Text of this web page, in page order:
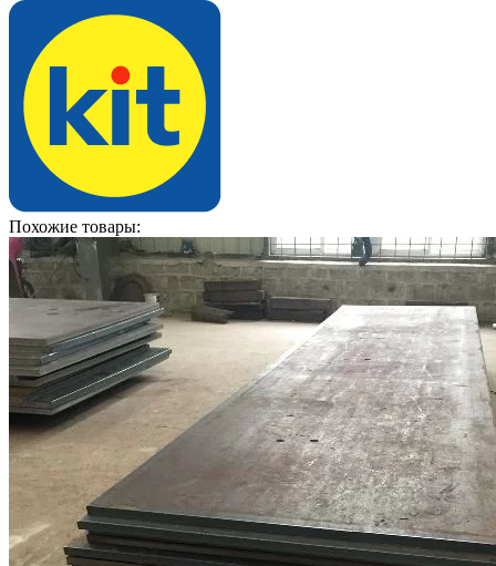
Похожие товары: